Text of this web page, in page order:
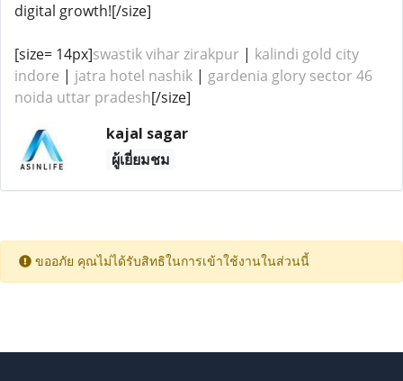
digital growth![/size]
[size= 14px]swastik vihar zirakpur | kalindi gold city
indore | jatra hotel nashik | gardenia glory sector 46
noida uttar pradesh[/size]
kajal sagar
ผู้เยี่ยมชม
ขออภัย คุณไม่ได้รับสิทธิในการเข้าใช้งานในส่วนนี้